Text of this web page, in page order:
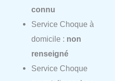
connu
Service Choque à
domicile : non
renseigné
Service Choque